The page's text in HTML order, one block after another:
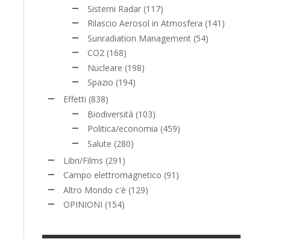
Sistemi Radar (117)
Rilascio Aerosol in Atmosfera (141)
Sunradiation Management (54)
CO2 (168)
Nucleare (198)
Spazio (194)
Effetti (838)
Biodiversità (103)
Politica/economia (459)
Salute (280)
Libri/Films (291)
Campo elettromagnetico (91)
Altro Mondo c'è (129)
OPINIONI (154)